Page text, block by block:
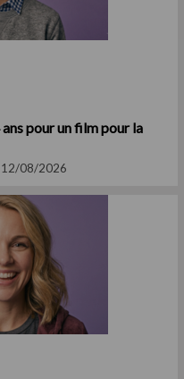
pour un film pour la
08/2026